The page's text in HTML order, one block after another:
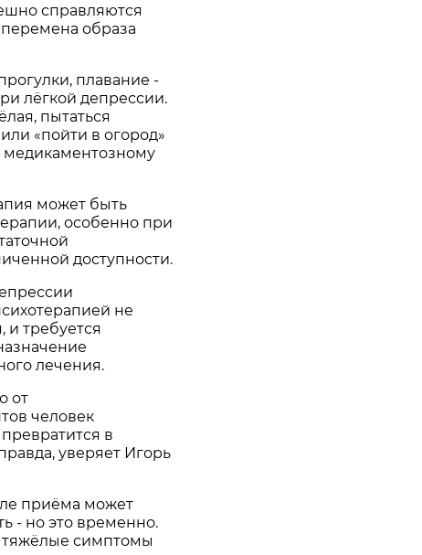
справляются
образа
плавание -
лёгкой депрессии.
пытаться
«пойти в огород»
медикаментозному
может быть
особенно при
доступности.
не
и требуется
лечения.
от
человек
в
уверяет Игорь
приёма может
- но это временно.
тяжёлые симптомы